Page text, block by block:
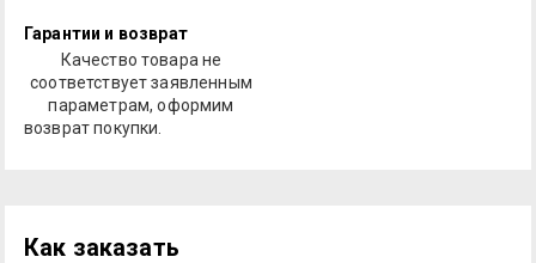
Гарантии и возврат
Качество товара не
соответствует заявленным
параметрам, оформим
возврат покупки.
Как заказать